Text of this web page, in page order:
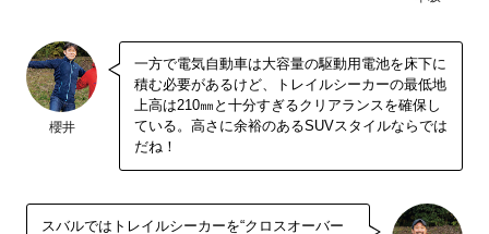
櫻井
一方で電気自動車は大容量の駆動用電池を床下に
積む必要があるけど、トレイルシーカーの最低地
上高は210㎜と十分すぎるクリアランスを確保し
ている。高さに余裕のあるSUVスタイルならでは
だね！
スバルではトレイルシーカーを“クロスオーバー